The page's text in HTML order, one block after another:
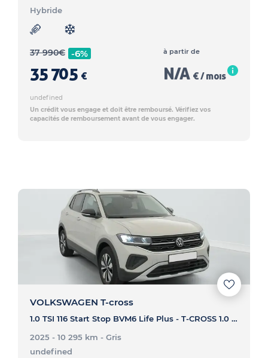
Hybride
37 990€ -6%
35 705 €
à partir de
N/A € / mois
undefined
Un crédit vous engage et doit être remboursé. Vérifiez vos
capacités de remboursement avant de vous engager.
VOLKSWAGEN T-cross
1.0 TSI 116 Start Stop BVM6 Life Plus - T-CROSS 1.0 TSI 116 Start Stop BVM6 Life Plus
2025 - 10 295 km - Gris
undefined